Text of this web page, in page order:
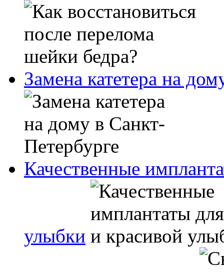
Замена катетера на
Качественные
улыбки